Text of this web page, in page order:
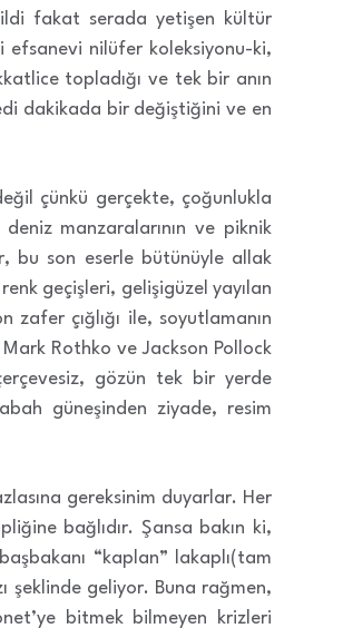
fakat serada yetişen kültür
efsanevi nilüfer koleksiyonu-ki,
topladığı ve tek bir anın
dakikada bir değiştiğini ve en
çünkü gerçekte, çoğunlukla
manzaralarının ve piknik
bu son eserle bütünüyle allak
geçişleri, gelişigüzel yayılan
zafer çığlığı ile, soyutlamanın
Rothko ve Jackson Pollock
gözün tek bir yerde
güneşinden ziyade, resim
gereksinim duyarlar. Her
bağlıdır. Şansa bakın ki,
“kaplan” lakaplı(tam
şeklinde geliyor. Buna rağmen,
bitmek bilmeyen krizleri